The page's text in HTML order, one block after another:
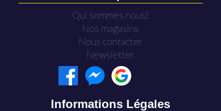
Qui sommes nous?
Nos magasins
Nous contacter
Newsletter
Informations Légales